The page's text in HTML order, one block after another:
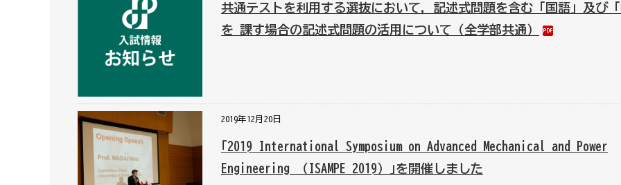
共通テストを利用する選抜において，記述式問題を含む「国語」及び
を 課す場合の記述式問題の活用について（全学部共通）
2019年12月20日
｢2019 International Symposium on Advanced Mechanical and Power
Engineering （ISAMPE 2019）｣を開催しました